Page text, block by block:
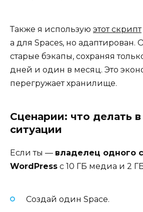
Также я использую этот скрипт
а для Spaces, но адаптирован.
старые бэкапы, сохраняя
дней и один в месяц. Это
перегружает хранилище.
Сценарии: что делать
ситуации
Если ты — владелец одного
WordPress с 10 ГБ медиа и 2
Создай один Space.